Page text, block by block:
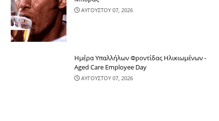
ΑΥΓΟΥΣΤΟΥ 07, 2026
Ημέρα Υπαλλήλων Φροντίδας Ηλικιωμένων -
Aged Care Employee Day
ΑΥΓΟΥΣΤΟΥ 07, 2026